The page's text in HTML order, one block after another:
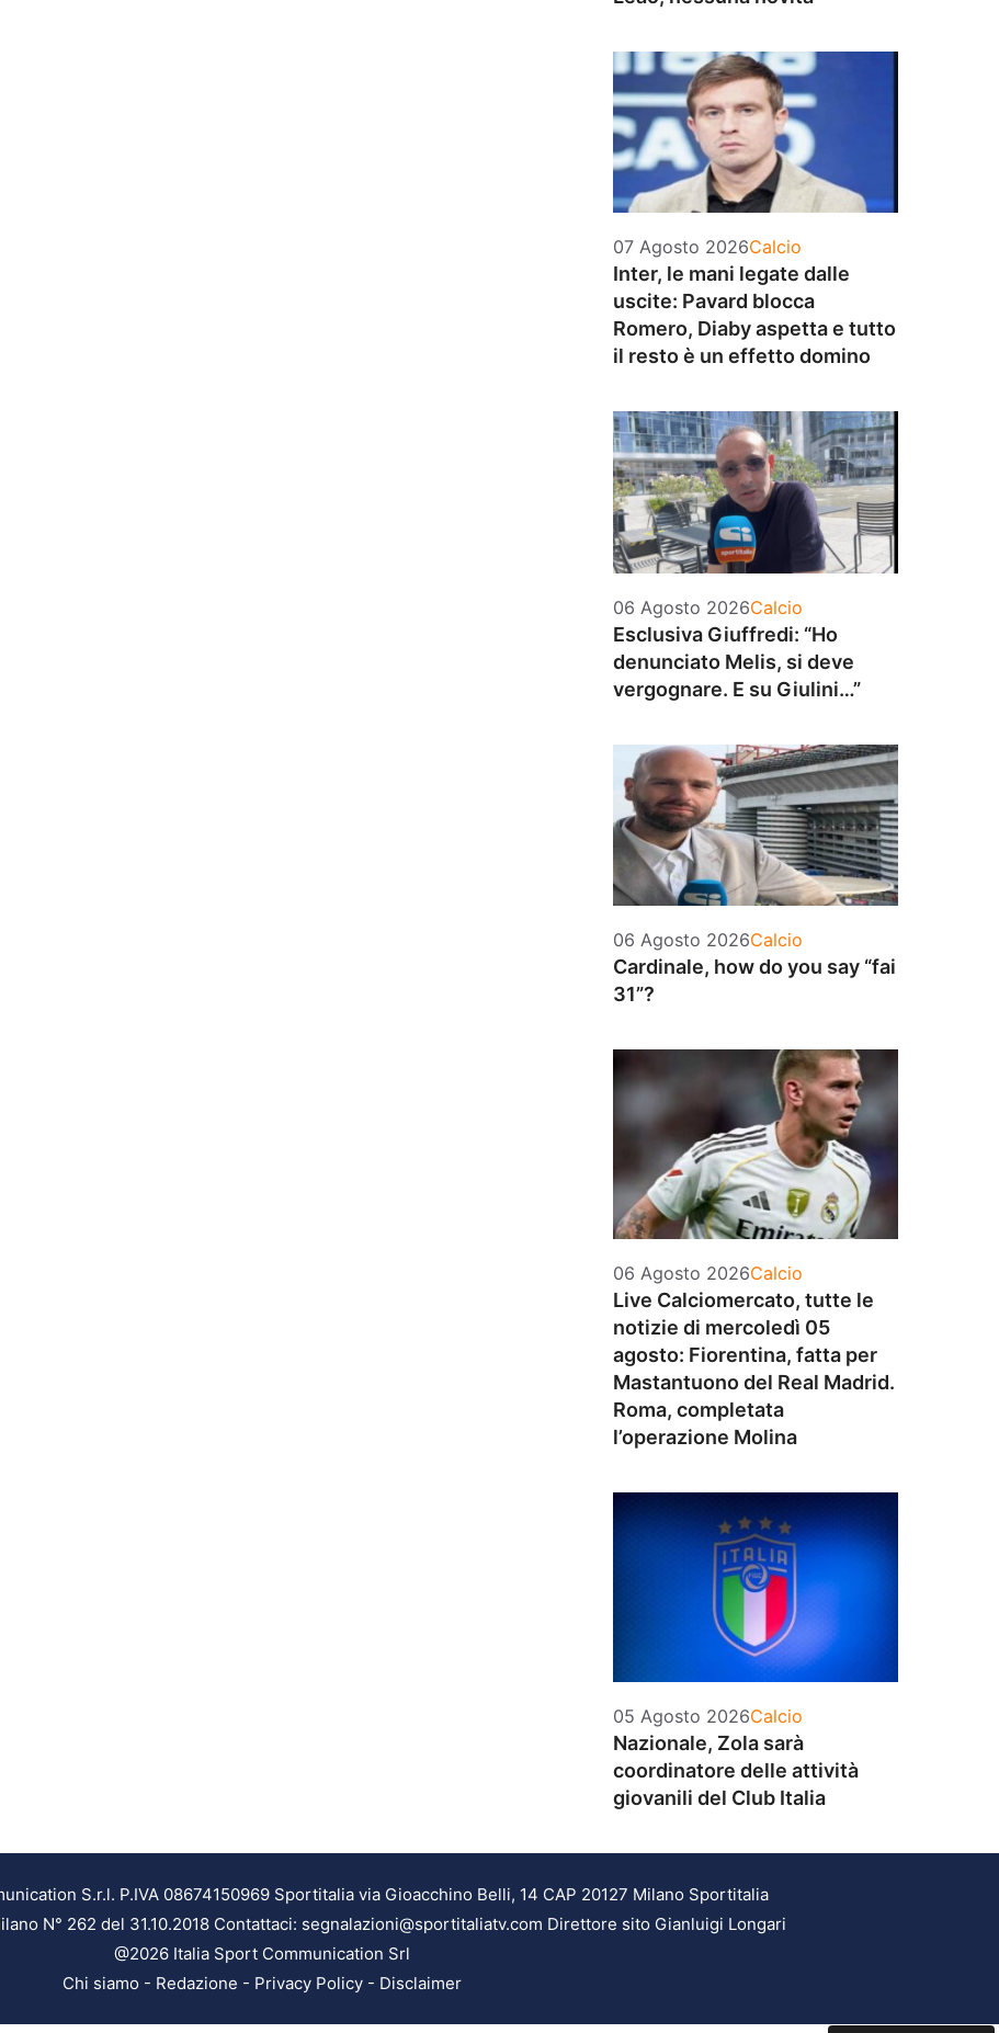
07 Agosto 2026Categorie
Calcio
Inter, le mani legate dalle
uscite: Pavard blocca
Romero, Diaby aspetta e tutto
il resto è un effetto domino
06 Agosto 2026Categorie
Calcio
Esclusiva Giuffredi: “Ho
denunciato Melis, si deve
vergognare. E su Giulini…”
06 Agosto 2026Categorie
Calcio
Cardinale, how do you say “fai
31”?
06 Agosto 2026Categorie
Calcio
Live Calciomercato, tutte le
notizie di mercoledì 05
agosto: Fiorentina, fatta per
Mastantuono del Real Madrid.
Roma, completata
l’operazione Molina
05 Agosto 2026Categorie
Calcio
Nazionale, Zola sarà
coordinatore delle attività
giovanili del Club Italia
S.r.l. P.IVA 08674150969 Sportitalia via Gioacchino Belli, 14 CAP 20127 Milano Sportitalia
N° 262 del 31.10.2018 Contattaci: segnalazioni@sportitaliatv.com Direttore sito Gianluigi Longari
@2026 Italia Sport Communication Srl
Chi siamo - Redazione - Privacy Policy - Disclaimer